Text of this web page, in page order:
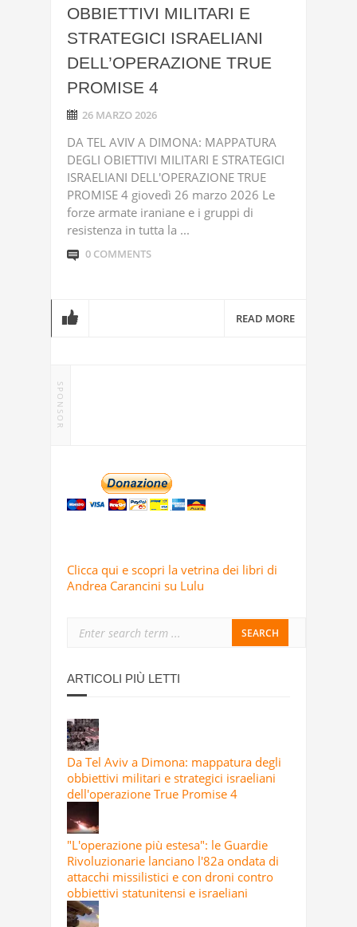
OBBIETTIVI MILITARI E
STRATEGICI ISRAELIANI
DELL’OPERAZIONE TRUE
PROMISE 4
26 MARZO 2026
DA TEL AVIV A DIMONA: MAPPATURA
DEGLI OBIETTIVI MILITARI E STRATEGICI
ISRAELIANI DELL'OPERAZIONE TRUE
PROMISE 4 giovedì 26 marzo 2026 Le
forze armate iraniane e i gruppi di
resistenza in tutta la ...
0 COMMENTS
READ MORE
SPONSOR
Clicca qui e scopri la vetrina dei libri di
Andrea Carancini su Lulu
ARTICOLI PIÙ LETTI
Da Tel Aviv a Dimona: mappatura degli
obbiettivi militari e strategici israeliani
dell'operazione True Promise 4
"L'operazione più estesa": le Guardie
Rivoluzionarie lanciano l'82a ondata di
attacchi missilistici e con droni contro
obbiettivi statunitensi e israeliani